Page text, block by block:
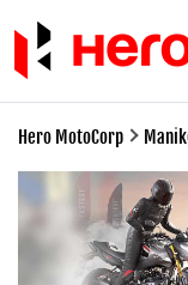
Hero MotoCorp